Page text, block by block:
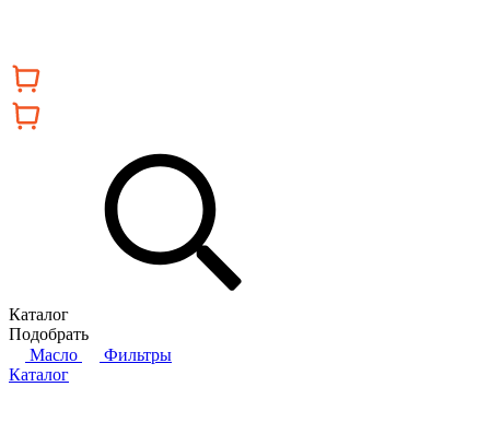
Каталог
Подобрать
Масло
Фильтры
Каталог